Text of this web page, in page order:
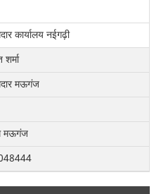
कार्यालय नईगढ़ी
मऊगंज
मऊगंज